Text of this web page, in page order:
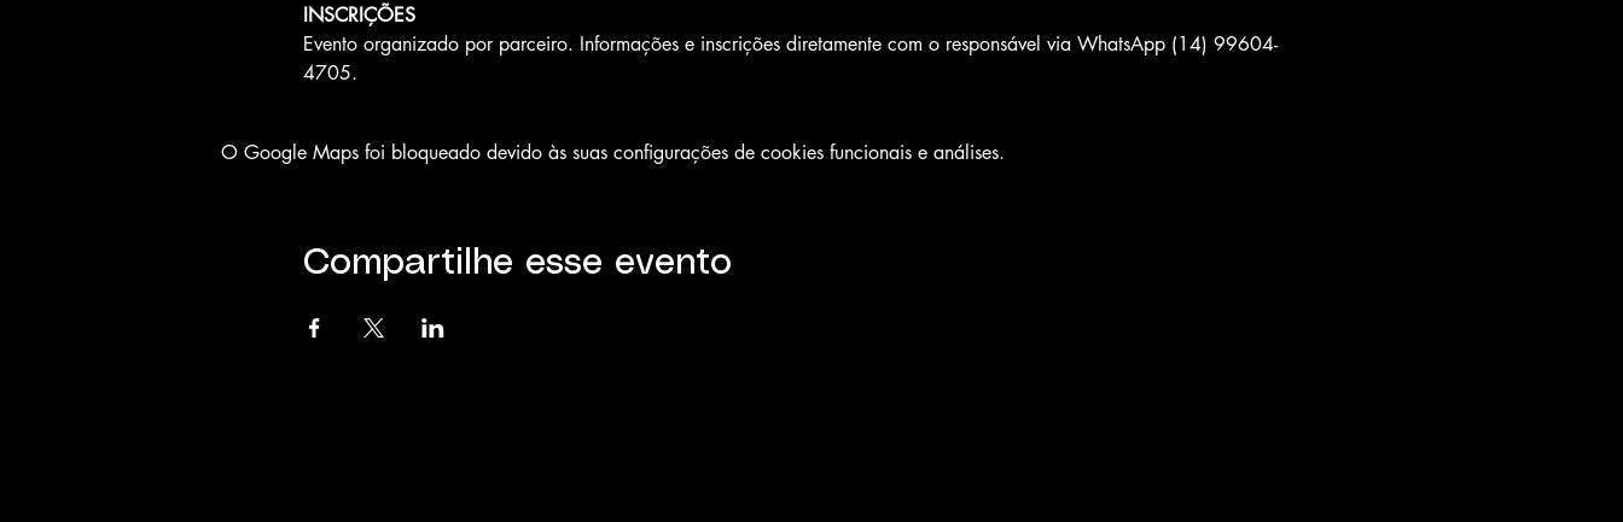
INSCRIÇÕES
Evento organizado por parceiro. Informações e inscrições diretamente com o responsável via WhatsApp (14) 99604-
4705.
O Google Maps foi bloqueado devido às suas configurações de cookies funcionais e análises.
Compartilhe esse evento